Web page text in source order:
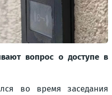
вопрос о доступе в
во время заседания